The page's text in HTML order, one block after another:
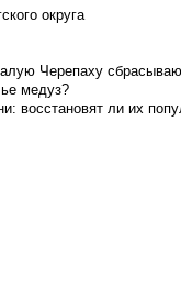
округа
Черепаху
медуз?
восстановят ли их